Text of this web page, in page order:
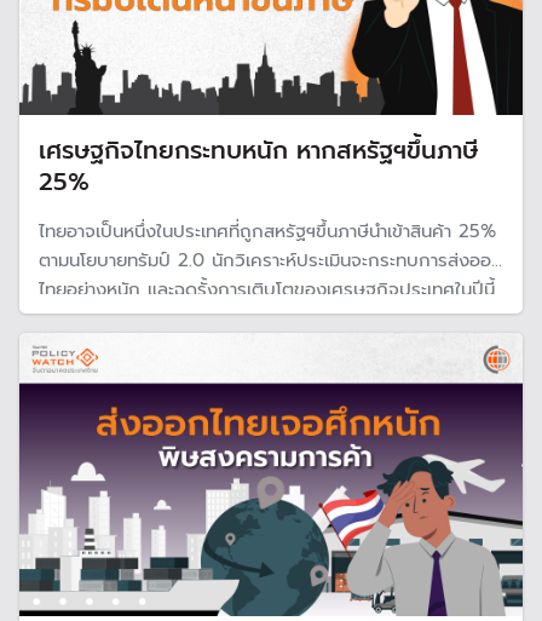
เศรษฐกิจไทยกระทบหนัก หากสหรัฐฯขึ้นภาษี
25%
ไทยอาจเป็นหนึ่งในประเทศที่ถูกสหรัฐฯขึ้นภาษีนำเข้าสินค้า 25%
ตามนโยบายทรัมป์ 2.0 นักวิเคราะห์ประเมินจะกระทบการส่งออก
ไทยอย่างหนัก และฉุดรั้งการเติบโตของเศรษฐกิจประเทศในปีนี้